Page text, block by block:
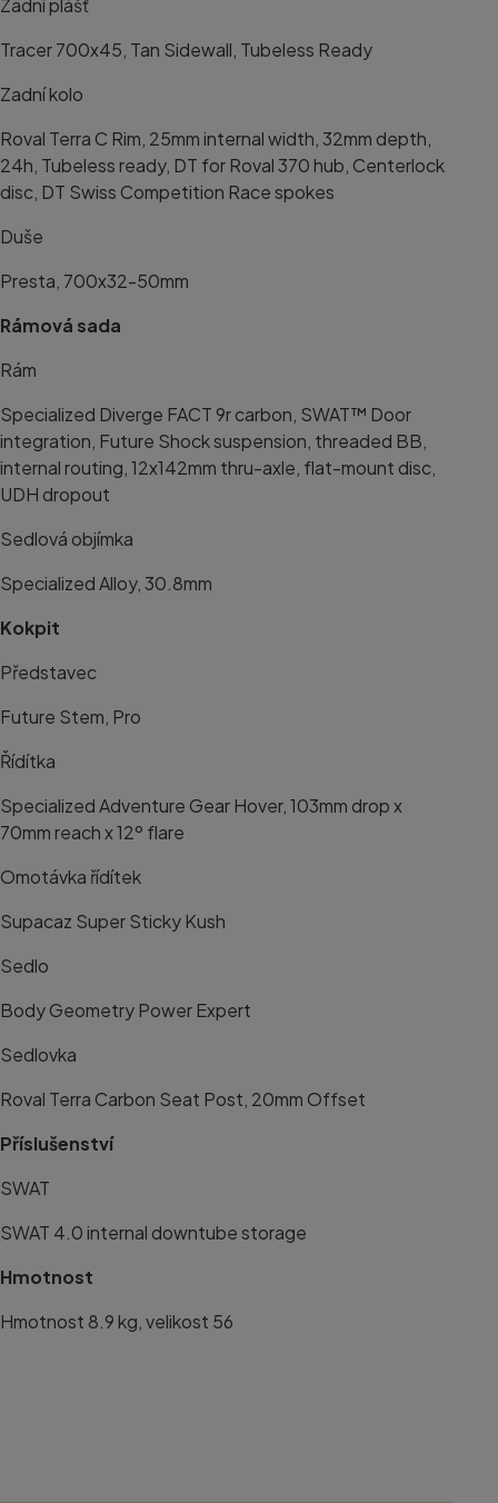
Zadní plášť
Tracer 700x45, Tan Sidewall, Tubeless Ready
Zadní kolo
Roval Terra C Rim, 25mm internal width, 32mm depth,
24h, Tubeless ready, DT for Roval 370 hub, Centerlock
disc, DT Swiss Competition Race spokes
Duše
Presta, 700x32-50mm
Rámová sada
Rám
Specialized Diverge FACT 9r carbon, SWAT™ Door
integration, Future Shock suspension, threaded BB,
internal routing, 12x142mm thru-axle, flat-mount disc,
UDH dropout
Sedlová objímka
Specialized Alloy, 30.8mm
Kokpit
Představec
Future Stem, Pro
Řídítka
Specialized Adventure Gear Hover, 103mm drop x
70mm reach x 12º flare
Omotávka řídítek
Supacaz Super Sticky Kush
Sedlo
Body Geometry Power Expert
Sedlovka
Roval Terra Carbon Seat Post, 20mm Offset
Příslušenství
SWAT
SWAT 4.0 internal downtube storage
Hmotnost
Hmotnost 8.9 kg, velikost 56